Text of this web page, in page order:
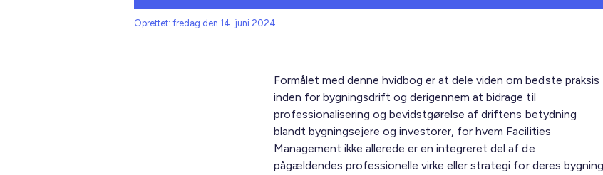
Oprettet: fredag den 14. juni 2024
Formålet med denne hvidbog er at dele viden om bedste praksis
inden for bygningsdrift og derigennem at bidrage til
professionalisering og bevidstgørelse af driftens betydning
blandt bygningsejere og investorer, for hvem Facilities
Management ikke allerede er en integreret del af de
pågældendes professionelle virke eller strategi for deres bygning